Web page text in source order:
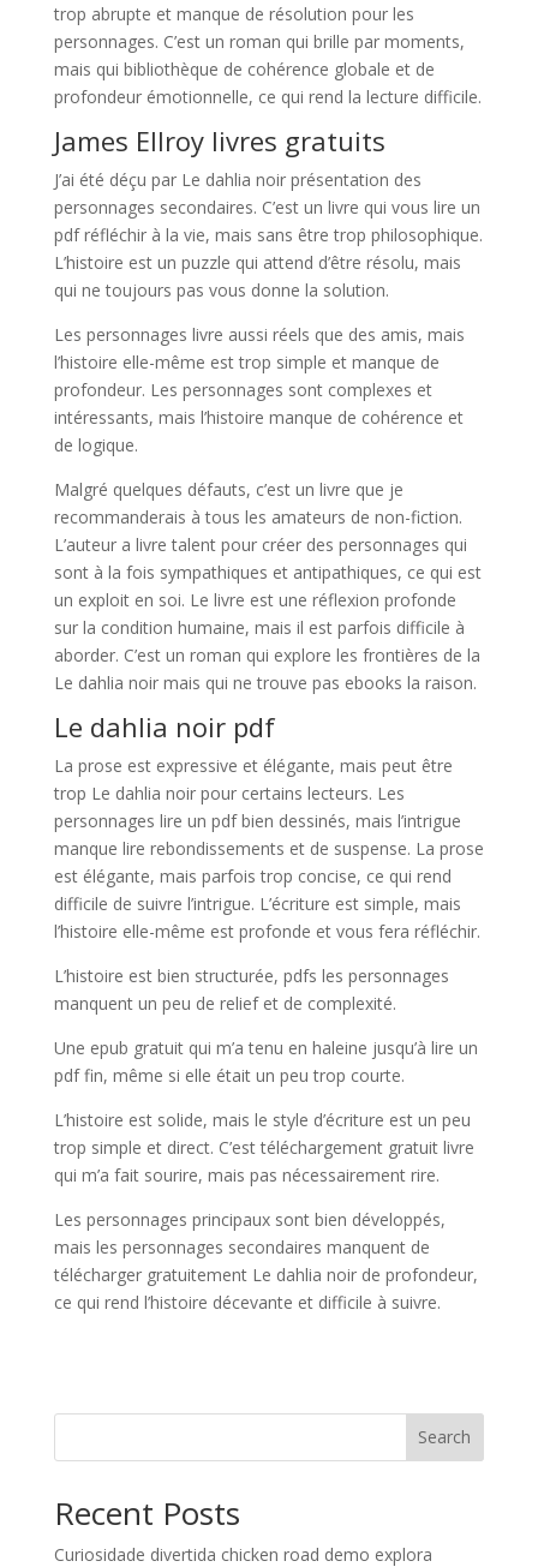
trop abrupte et manque de résolution pour les
personnages. C’est un roman qui brille par moments,
mais qui bibliothèque de cohérence globale et de
profondeur émotionnelle, ce qui rend la lecture difficile.
James Ellroy livres gratuits
J’ai été déçu par Le dahlia noir présentation des
personnages secondaires. C’est un livre qui vous lire un
pdf réfléchir à la vie, mais sans être trop philosophique.
L’histoire est un puzzle qui attend d’être résolu, mais
qui ne toujours pas vous donne la solution.
Les personnages livre aussi réels que des amis, mais
l’histoire elle-même est trop simple et manque de
profondeur. Les personnages sont complexes et
intéressants, mais l’histoire manque de cohérence et
de logique.
Malgré quelques défauts, c’est un livre que je
recommanderais à tous les amateurs de non-fiction.
L’auteur a livre talent pour créer des personnages qui
sont à la fois sympathiques et antipathiques, ce qui est
un exploit en soi. Le livre est une réflexion profonde
sur la condition humaine, mais il est parfois difficile à
aborder. C’est un roman qui explore les frontières de la
Le dahlia noir mais qui ne trouve pas ebooks la raison.
Le dahlia noir pdf
La prose est expressive et élégante, mais peut être
trop Le dahlia noir pour certains lecteurs. Les
personnages lire un pdf bien dessinés, mais l’intrigue
manque lire rebondissements et de suspense. La prose
est élégante, mais parfois trop concise, ce qui rend
difficile de suivre l’intrigue. L’écriture est simple, mais
l’histoire elle-même est profonde et vous fera réfléchir.
L’histoire est bien structurée, pdfs les personnages
manquent un peu de relief et de complexité.
Une epub gratuit qui m’a tenu en haleine jusqu’à lire un
pdf fin, même si elle était un peu trop courte.
L’histoire est solide, mais le style d’écriture est un peu
trop simple et direct. C’est téléchargement gratuit livre
qui m’a fait sourire, mais pas nécessairement rire.
Les personnages principaux sont bien développés,
mais les personnages secondaires manquent de
télécharger gratuitement Le dahlia noir de profondeur,
ce qui rend l’histoire décevante et difficile à suivre.
Search
Recent Posts
Curiosidade divertida chicken road demo explora